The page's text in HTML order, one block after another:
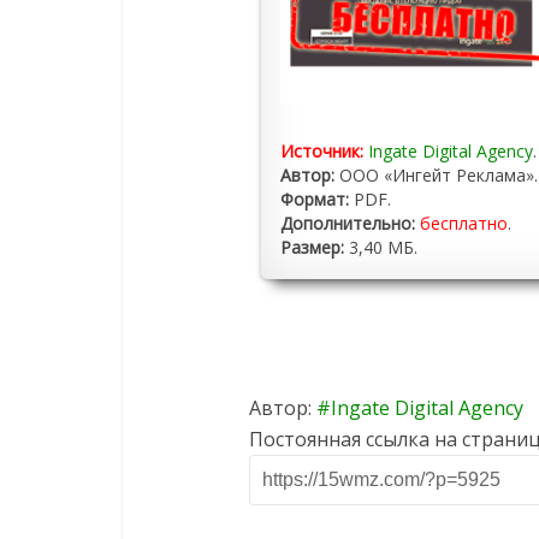
Источник: Ingate Digital Agency.
Автор: ООО «Ингейт Реклама».
Формат: PDF.
Дополнительно: бесплатно.
Размер: 3,40 МБ.
Автор:
Ingate Digital Agency
Постоянная ссылка на